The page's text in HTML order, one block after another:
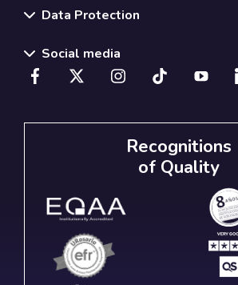
Data Protection
Social media
Recognitions
of Quality